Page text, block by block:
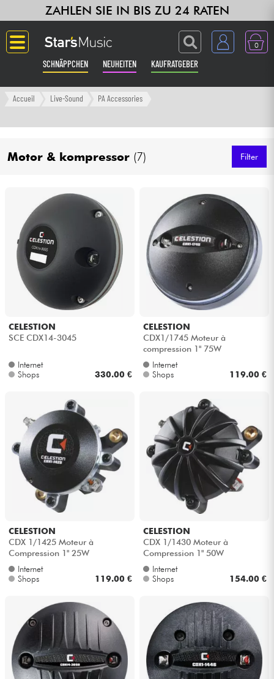
ZAHLEN SIE IN BIS ZU 24 RATEN
0
SCHNÄPPCHEN NEUHEITEN KAUFRATGEBER
Langue
Verstärker & Effekte
Synths & samplers
Studio
Licht
Drums
Blasinstrumente
Violinen & Quartett
Kinder
Kabel & Zubehöre
HiFi
Bundle
Sehen Sie sich unsere Marken an
Accueil Live-Sound PA Accessories
Motor & kompressor (7) Filter
CELESTION
SCE CDX14-3045
Internet
Shops
330.00 €
CELESTION
CDX1/1745 Moteur à
compression 1" 75W
Internet
Shops
119.00 €
CELESTION
CDX 1/1425 Moteur à
Compression 1" 25W
Internet
Shops
119.00 €
CELESTION
CDX 1/1430 Moteur à
Compression 1" 50W
Internet
Shops
154.00 €